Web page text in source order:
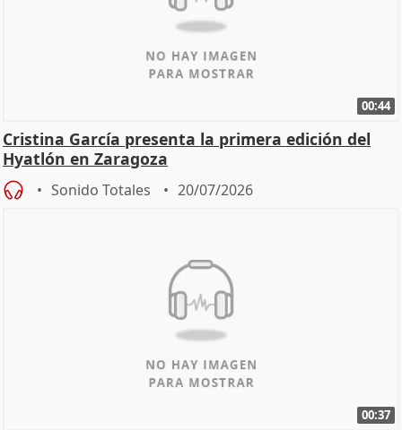
00:44
Cristina García presenta la primera edición del
Hyatlón en Zaragoza
Sonido Totales 20/07/2026
00:37